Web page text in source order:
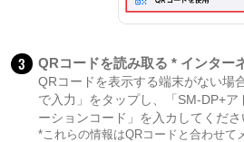
3 QRコードを読み取る * インター
QRコードを表示する端末がない場
で入力」をタップし、「SM-DP+
ーションコード」を入カしてくださ
*これらの情報はQRコードと合わせて